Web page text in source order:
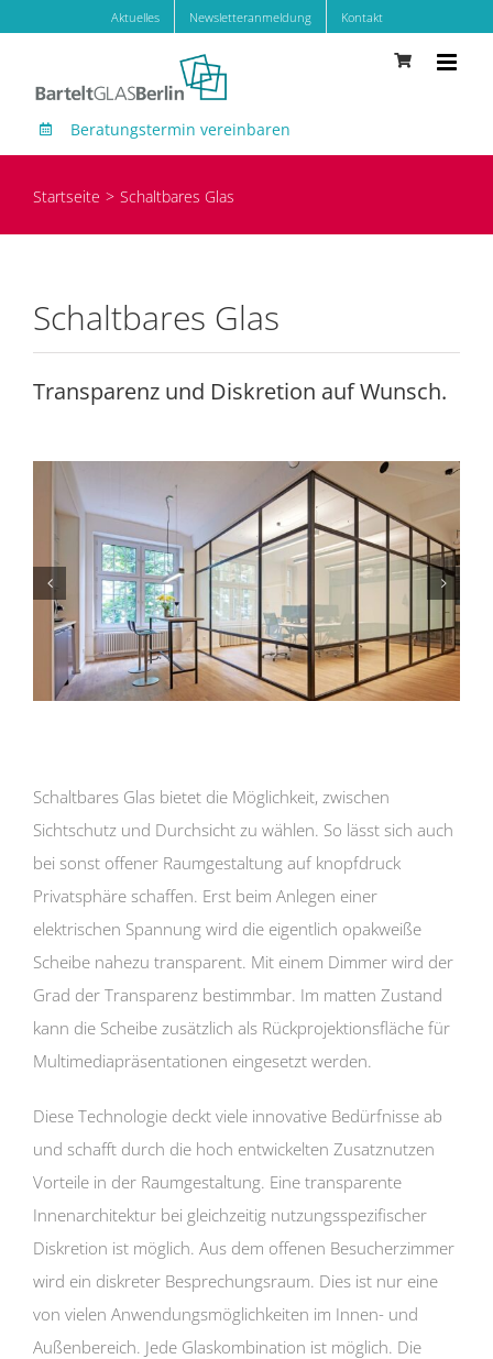
springen
Aktuelles Newsletteranmeldung Kontakt
Beratungstermin vereinbaren
Startseite Schaltbares Glas
Schaltbares Glas
Transparenz und Diskretion auf Wunsch.
Schaltbares Glas bietet die Möglichkeit, zwischen
Sichtschutz und Durchsicht zu wählen. So lässt sich auch
bei sonst offener Raumgestaltung auf knopfdruck
Privatsphäre schaffen. Erst beim Anlegen einer
elektrischen Spannung wird die eigentlich opakweiße
Scheibe nahezu transparent. Mit einem Dimmer wird der
Grad der Transparenz bestimmbar. Im matten Zustand
kann die Scheibe zusätzlich als Rückprojektionsfläche für
Multimediapräsentationen eingesetzt werden.
Diese Technologie deckt viele innovative Bedürfnisse ab
und schafft durch die hoch entwickelten Zusatznutzen
Vorteile in der Raumgestaltung. Eine transparente
Innenarchitektur bei gleichzeitig nutzungsspezifischer
Diskretion ist möglich. Aus dem offenen Besucherzimmer
wird ein diskreter Besprechungsraum. Dies ist nur eine
von vielen Anwendungsmöglichkeiten im Innen- und
Außenbereich. Jede Glaskombination ist möglich. Die